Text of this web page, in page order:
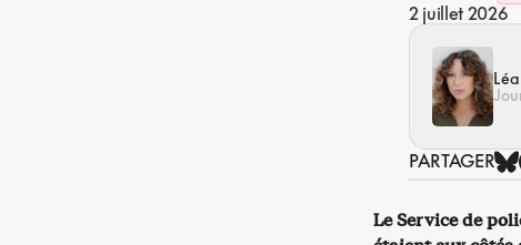
2 juillet 2026
PARTAGER
Le Service de